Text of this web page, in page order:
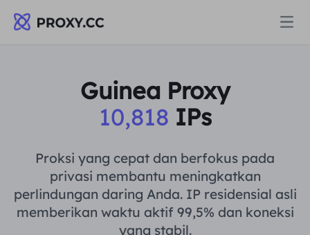
PROXI PERUMAHAN
Proksi Perumahan Statis
PROXI PERUMAHAN
Proksi Perumahan $0.8/GB
Data for AI
Guinea Proxy
10,818 IPs
Proksi yang cepat dan berfokus pada
privasi membantu meningkatkan
perlindungan daring Anda. IP residensial asli
memberikan waktu aktif 99,5% dan koneksi
yang stabil.